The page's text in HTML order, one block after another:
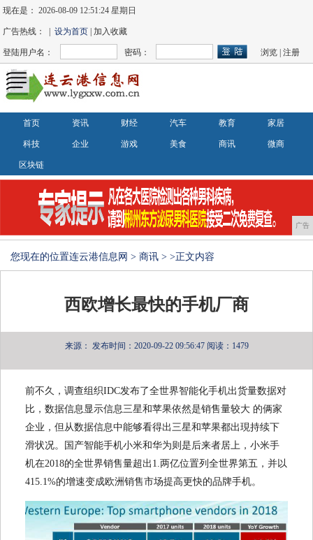
现在是：2026-08-09 12:51:24 星期日
广告热线： |设为首页 | 加入收藏
登陆用户名： 密码： 浏览 |注册
首页 资讯 财经 汽车 教育 家居
科技 企业 游戏 美食 商讯 微商
区块链
广告
您现在的位置连云港信息网 > 商讯 > >正文内容
西欧增长最快的手机厂商
来源： 发布时间：2020-09-22 09:56:47 阅读：1479
前不久，调查组织IDC发布了全世界智能化手机出货量数据对
比，数据信息显示信息三星和苹果依然是销售量较大 的俩家
企业，但从数据信息中能够看得出三星和苹果都出現持续下
滑状况。国产智能手机小米和华为则是后来者居上，小米手
机在2018的全世界销售量超出1.两亿位置列全世界第五，并以
415.1%的增速变成欧洲销售市场提高更快的品牌手机。